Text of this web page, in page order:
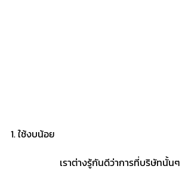
1. ใช้งบน้อย